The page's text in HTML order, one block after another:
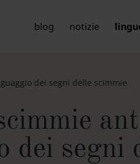
blog notizie
dei segni delle scimmie
dei segni